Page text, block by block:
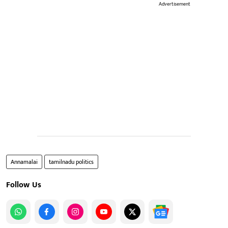
Advertisement
Annamalai tamilnadu politics
Follow Us